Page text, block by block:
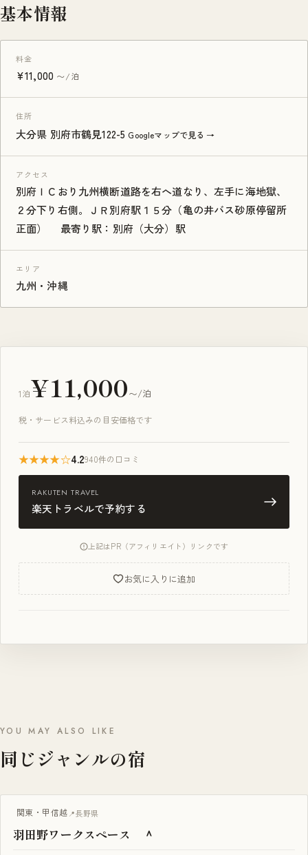
基本情報
料金
¥11,000 〜/泊
住所
大分県 別府市鶴見122-5 Googleマップで見る →
アクセス
別府ＩＣおり九州横断道路を右へ道なり、左手に海地獄、
２分下り右側。ＪＲ別府駅１５分（亀の井バス砂原停留所
正面） 最寄り駅：別府（大分）駅
エリア
九州・沖縄
1泊¥11,000〜/泊
税・サービス料込みの目安価格です
★★★★☆4.2940件の口コミ
RAKUTEN TRAVEL
楽天トラベルで予約する
上記はPR（アフィリエイト）リンクです
お気に入りに追加
YOU MAY ALSO LIKE
同じジャンルの宿
古民家
関東・甲信越 長野県
羽田野ワークスペース ＾